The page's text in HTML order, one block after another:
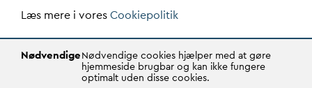
1606 København V
dan va@danva.dk
CVR: 29031215
Læs mere i voresCookiepolitik
NødvendigeNødvendige cookies hjælper med at gøre
hjemmeside brugbar og kan ikke fungere
optimalt uden disse cookies.